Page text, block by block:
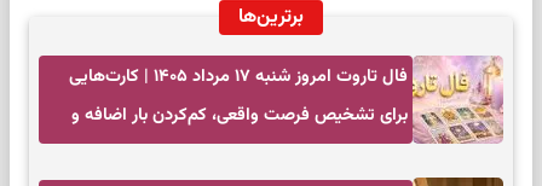
برترین‌ها
فال تاروت امروز شنبه ۱۷ مرداد ۱۴۰۵ | کارت‌هایی
برای تشخیص فرصت واقعی، کم‌کردن بار اضافه و